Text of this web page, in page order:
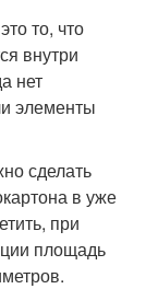
то, что
внутри
нет
элементы
сделать
в уже
при
площадь